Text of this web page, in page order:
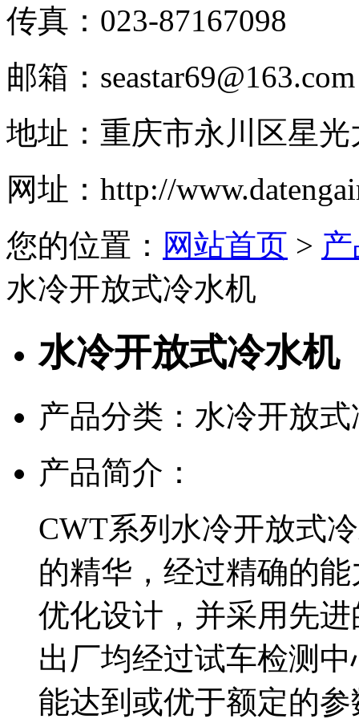
传真： 023-87167098
邮箱： seastar69@163.com
地址： 重庆市永川区星
网址： http://
您的位置： 网站首页 >
水冷开放式冷水机
水冷开放式冷水机
产品分类：水冷开放
产品简介：
CWT系列水冷开放式
的精华，经过精确的
优化设计，并采用先
出厂均经过试车检测
能达到或优于额定的